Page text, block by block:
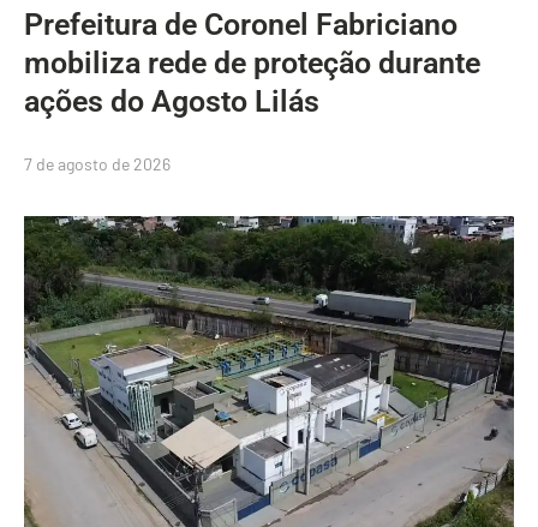
Prefeitura de Coronel Fabriciano
mobiliza rede de proteção durante
ações do Agosto Lilás
7 de agosto de 2026